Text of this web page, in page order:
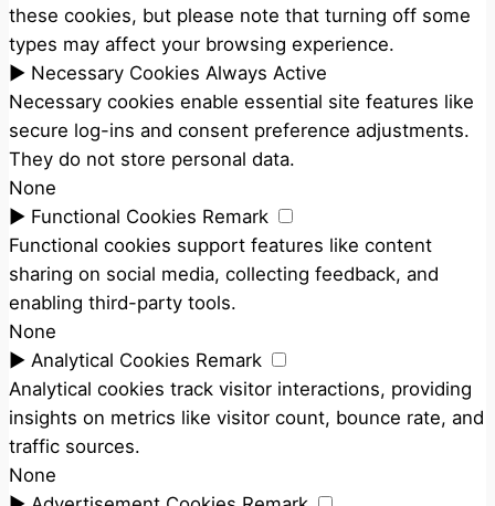
these cookies, but please note that turning off some
types may affect your browsing experience.
► Necessary Cookies Always Active
Necessary cookies enable essential site features like
secure log-ins and consent preference adjustments.
They do not store personal data.
None
► Functional Cookies Remark
Functional cookies support features like content
sharing on social media, collecting feedback, and
enabling third-party tools.
None
► Analytical Cookies Remark
Analytical cookies track visitor interactions, providing
insights on metrics like visitor count, bounce rate, and
traffic sources.
None